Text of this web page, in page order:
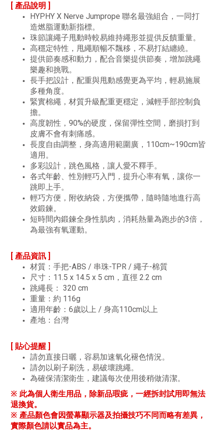
[ 產品說明 ]
HYPHY X Nerve Jumprope 聯名最強組合，一同打
造燃脂運動新指標。
珠節讓繩子甩動時較易維持繩形並提供反饋重量。
高穩定特性，甩繩順暢不飄移，不易打結纏繞。
提供節奏感和動力，配合音樂提供節奏，增加跳繩
樂趣和挑戰。
長手把設計，配重與甩動感覺更為平均，輕易施展
多種角度。
緊實棉繩，材質升級配重更穩定，減輕手部控制負
擔。
高度韌性，90%的硬度，保留彈性空間，磨損打到
皮膚不會有刺痛感。
長度自由調整，身高適用範圍廣，110cm~190cm皆
適用。
多彩設計，跳色風格，讓人愛不釋手。
各式年齡、性別輕巧入門，提升心率有氧，讓你一
跳即上手。
輕巧方便，附收納袋，方便攜帶，隨時隨地進行高
效鍛鍊。
短時間內鍛鍊全身性肌肉，消耗熱量為跑步的3倍，
為最強有氧運動。
[ 產品資訊 ]
材質：手把-ABS / 串珠-TPR / 繩子-棉質
尺寸：11.5 x 14.5 x 5 cm，直徑 2.2 cm
跳繩長： 320 cm
重量：約 116g
適用年齡：6歲以上 / 身高110cm以上
產地：台灣
[ 貼心提醒 ]
請勿直接日曬，容易加速氧化褪色情況。
請勿以刷子刷洗，易破壞跳繩。
為確保清潔衛生，建議每次使用後稍做清潔。
※ 此為個人衛生用品，除新品瑕疵，一經拆封試用即無法
退換貨。
※ 產品顏色會因螢幕顯示器及拍攝技巧不同而略有差異，
實際顏色請以實品為主。